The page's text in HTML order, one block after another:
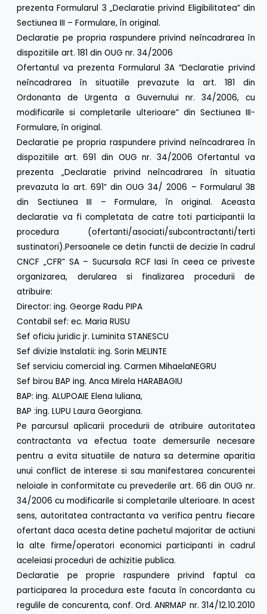
prezenta Formularul 3 „Declaratie privind Eligibilitatea” din
Sectiunea III – Formulare, în original.
Declaratie pe propria raspundere privind neîncadrarea în
dispozitiile art. 181 din OUG nr. 34/2006
Ofertantul va prezenta Formularul 3A “Declaratie privind
neîncadrarea în situatiile prevazute la art. 181 din
Ordonanta de Urgenta a Guvernului nr. 34/2006, cu
modificarile si completarile ulterioare” din Sectiunea III-
Formulare, în original.
Declaratie pe propria raspundere privind neîncadrarea în
dispozitiile art. 691 din OUG nr. 34/2006 Ofertantul va
prezenta „Declaratie privind neîncadrarea în situatia
prevazuta la art. 691” din OUG 34/ 2006 – Formularul 3B
din Sectiunea III – Formulare, în original. Aceasta
declaratie va fi completata de catre toti participantii la
procedura (ofertanti/asociati/subcontractanti/terti
sustinatori).Persoanele ce detin functii de decizie în cadrul
CNCF „CFR” SA – Sucursala RCF Iasi în ceea ce priveste
organizarea, derularea si finalizarea procedurii de
atribuire:
Director: ing. George Radu PIPA
Contabil sef: ec. Maria RUSU
Sef oficiu juridic jr. Luminita STANESCU
Sef divizie Instalatii: ing. Sorin MELINTE
Sef serviciu comercial ing. Carmen MihaelaNEGRU
Sef birou BAP ing. Anca Mirela HARABAGIU
BAP: ing. ALUPOAIE Elena Iuliana,
BAP :ing. LUPU Laura Georgiana.
Pe parcursul aplicarii procedurii de atribuire autoritatea
contractanta va efectua toate demersurile necesare
pentru a evita situatiile de natura sa determine aparitia
unui conflict de interese si sau manifestarea concurentei
neloiale in conformitate cu prevederile art. 66 din OUG nr.
34/2006 cu modificarile si completarile ulterioare. In acest
sens, autoritatea contractanta va verifica pentru fiecare
ofertant daca acesta detine pachetul majoritar de actiuni
la alte firme/operatori economici participanti in cadrul
aceleiasi proceduri de achizitie publica.
Declaratie pe proprie raspundere privind faptul ca
participarea la procedura este facuta în concordanta cu
regulile de concurenta, conf. Ord. ANRMAP nr. 314/12.10.2010